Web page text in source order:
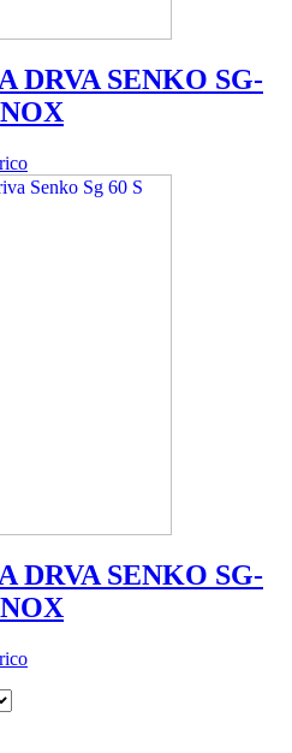
DRVA SENKO SG-
DRVA SENKO SG-